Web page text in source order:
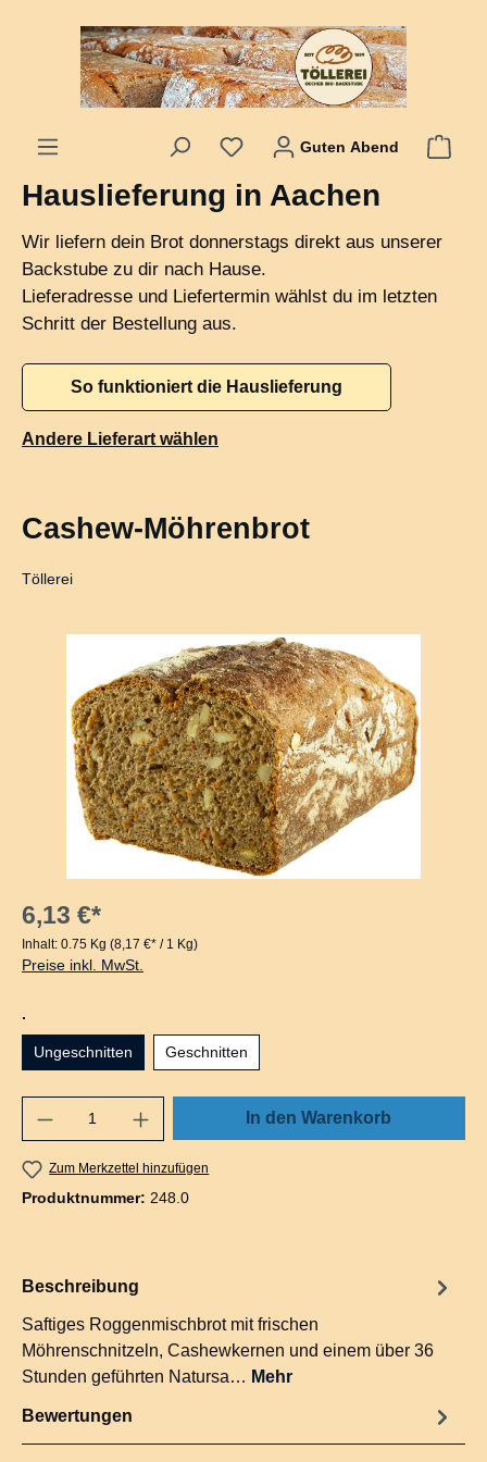
springen
Guten Abend
Hauslieferung in Aachen
Wir liefern dein Brot donnerstags direkt aus unserer
Backstube zu dir nach Hause.
Lieferadresse und Liefertermin wählst du im letzten
Schritt der Bestellung aus.
So funktioniert die Hauslieferung
Andere Lieferart wählen
Cashew-Möhrenbrot
Töllerei
Bildergalerie überspringen
6,13 €*
Inhalt: 0.75 Kg (8,17 €* / 1 Kg)
Preise inkl. MwSt.
.
Ungeschnitten Geschnitten
In den Warenkorb
Zum Merkzettel hinzufügen
Produktnummer: 248.0
Beschreibung
Saftiges Roggenmischbrot mit frischen
Möhrenschnitzeln, Cashewkernen und einem über 36
Stunden geführten Natursa… Mehr
Bewertungen